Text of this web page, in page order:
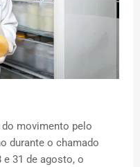
do movimento pelo
durante o chamado
31 de agosto, o